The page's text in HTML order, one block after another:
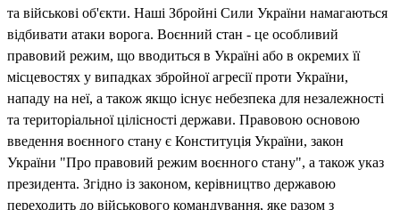
та військові об'єкти. Наші Збройні Сили України намагаються
відбивати атаки ворога. Воєнний стан - це особливий
правовий режим, що вводиться в Україні або в окремих її
місцевостях у випадках збройної агресії проти України,
нападу на неї, а також якщо існує небезпека для незалежності
та територіальної цілісності держави. Правовою основою
введення воєнного стану є Конституція України, закон
України "Про правовий режим воєнного стану", а також указ
президента. Згідно із законом, керівництво державою
переходить до військового командування, яке разом з